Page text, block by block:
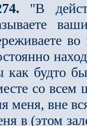
"В
как будто
со
меня, вне
в (этом